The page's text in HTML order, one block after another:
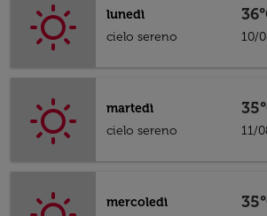
lunedì
cielo sereno
10/
martedì
cielo sereno
11/
mercoledì